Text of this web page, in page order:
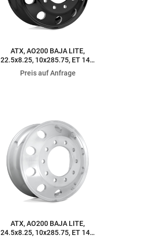
ATX, AO200 BAJA LITE,
22.5x8.25, 10x285.75, ET 147,
SATIN BLACKOUT
Preis auf Anfrage
ATX, AO200 BAJA LITE,
24.5x8.25, 10x285.75, ET 144,